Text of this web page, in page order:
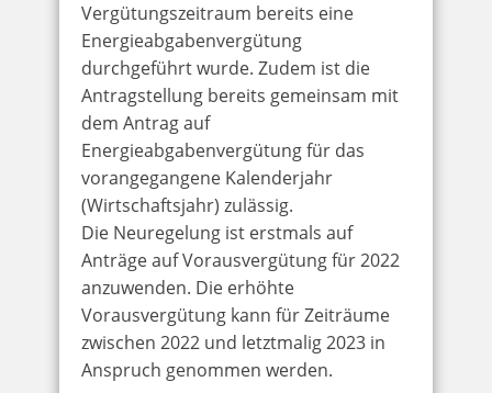
Vergütungszeitraum bereits eine
Energieabgabenvergütung
durchgeführt wurde. Zudem ist die
Antragstellung bereits gemeinsam mit
dem Antrag auf
Energieabgabenvergütung für das
vorangegangene Kalenderjahr
(Wirtschaftsjahr) zulässig.
Die Neuregelung ist erstmals auf
Anträge auf Vorausvergütung für 2022
anzuwenden. Die erhöhte
Vorausvergütung kann für Zeiträume
zwischen 2022 und letztmalig 2023 in
Anspruch genommen werden.